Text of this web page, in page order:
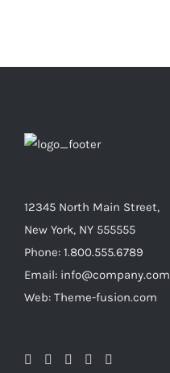
12345 North Main Street,
New York, NY 555555
Phone: 1.800.555.6789
Email: info@company.com
Web: Theme-fusion.com